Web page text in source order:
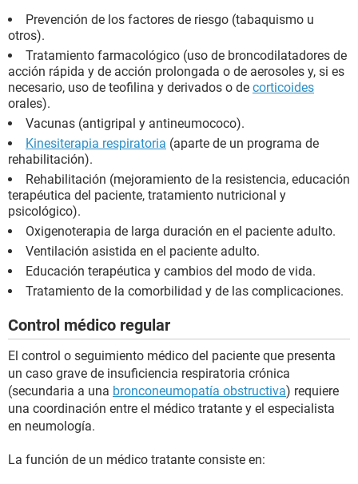
Prevención de los factores de riesgo (tabaquismo u
otros).
Tratamiento farmacológico (uso de broncodilatadores de
acción rápida y de acción prolongada o de aerosoles y, si es
necesario, uso de teofilina y derivados o de corticoides
orales).
Vacunas (antigripal y antineumococo).
Kinesiterapia respiratoria (aparte de un programa de
rehabilitación).
Rehabilitación (mejoramiento de la resistencia, educación
terapéutica del paciente, tratamiento nutricional y
psicológico).
Oxigenoterapia de larga duración en el paciente adulto.
Ventilación asistida en el paciente adulto.
Educación terapéutica y cambios del modo de vida.
Tratamiento de la comorbilidad y de las complicaciones.
Control médico regular
El control o seguimiento médico del paciente que presenta
un caso grave de insuficiencia respiratoria crónica
(secundaria a una bronconeumopatía obstructiva) requiere
una coordinación entre el médico tratante y el especialista
en neumología.
La función de un médico tratante consiste en: